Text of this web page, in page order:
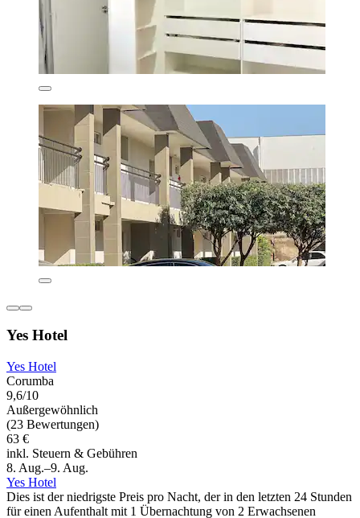
Yes Hotel
Yes Hotel
Corumba
9,6/10
Außergewöhnlich
(23 Bewertungen)
63 €
inkl. Steuern & Gebühren
8. Aug.–9. Aug.
Yes Hotel
Dies ist der niedrigste Preis pro Nacht, der in den letzten 24 Stunden
für einen Aufenthalt mit 1 Übernachtung von 2 Erwachsenen